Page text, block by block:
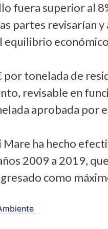
fuera superior al
partes revisarían
equilibrio
por tonelada de
revisable en
aprobada por
ha hecho
2009 a 2019,
como